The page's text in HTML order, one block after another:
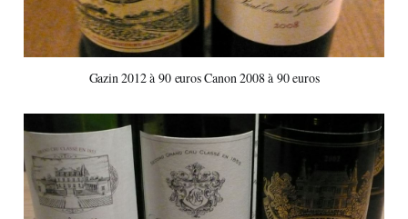
Gazin 2012 à 90 euros Canon 2008 à 90 euros